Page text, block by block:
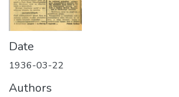
Date
1936-03-22
Authors